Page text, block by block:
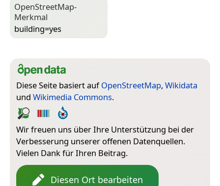
Open­Street­Map-
Merkmal
building=­yes
Diese Seite basiert aufOpenStreetMap, Wikidata
und Wikimedia Commons.
Wir freuen uns über Ihre Unterstützung bei der
Verbesserung unserer offenen Datenquellen.
Vielen Dank für Ihren Beitrag.
Diesen Ort bearbeiten